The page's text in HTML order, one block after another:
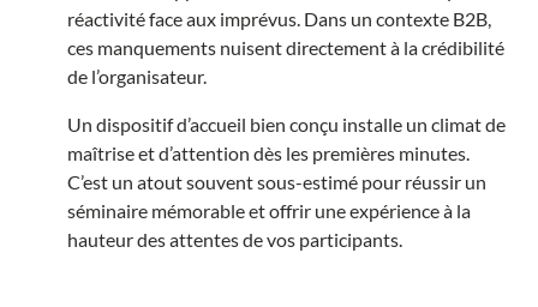
réactivité face aux imprévus. Dans un contexte B2B,
ces manquements nuisent directement à la crédibilité
de l’organisateur.
Un dispositif d’accueil bien conçu installe un climat de
maîtrise et d’attention dès les premières minutes.
C’est un atout souvent sous-estimé pour réussir un
séminaire mémorable et offrir une expérience à la
hauteur des attentes de vos participants.